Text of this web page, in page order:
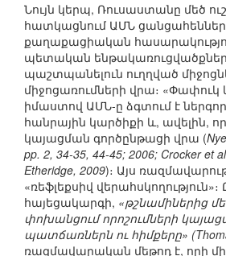
Նույն կերպ, Ռուսաստանը մեծ
հատկացնում ԱՄՆ
քաղաքացիական
պետական
պաշտպանելուն ուղղված
միջոցառումների վրա։ «Փափուկ
իմաստով ԱՄՆ-ը ձգտում է
հանրային կարծիքի և, ավելին,
կայացման գործընթացի վրա (
pp. 2, 34-35, 44-45; 2006; Crocker et
Etheridge, 2009)։ Այս
«ռեֆլեքսիվ
հայեցակարգի, «թշնամիներից
փոխանցում որոշումների
պատճառներն ու հիմքերը»
ռազմավարական մեթոդ է, որի